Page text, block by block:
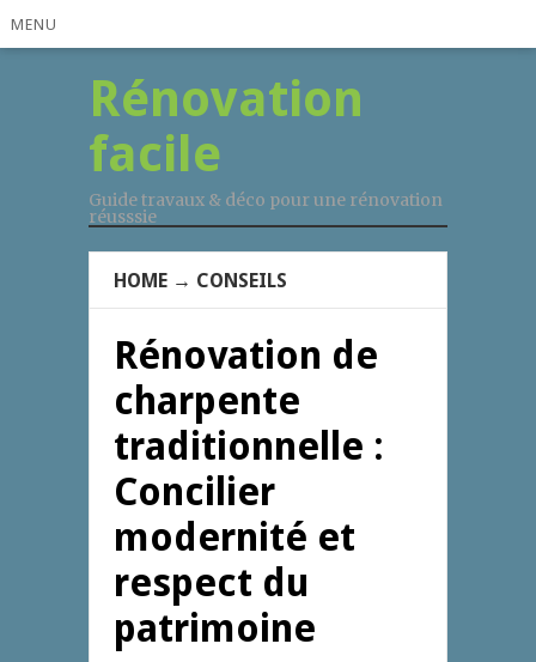
MENU
Rénovation
facile
Guide travaux & déco pour une rénovation
réusssie
HOME → CONSEILS
Rénovation de
charpente
traditionnelle :
Concilier
modernité et
respect du
patrimoine